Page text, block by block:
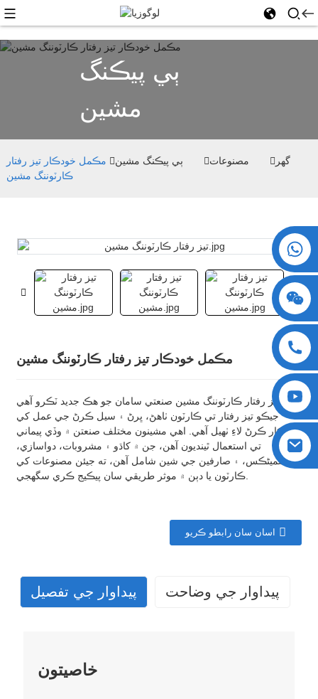
+86 15730993174
ٻي پيڪنگ
مشين
گھر مصنوعات ٻي پيڪنگ مشين
مڪمل خودڪار تيز رفتار
ڪارٽوننگ مشين
مڪمل خودڪار تيز رفتار ڪارٽوننگ مشين
تيز رفتار ڪارٽوننگ مشين صنعتي سامان جو هڪ جديد ٽڪرو آهي
جيڪو تيز رفتار تي ڪارٽون ٺاهڻ، ڀرڻ ۽ سيل ڪرڻ جي عمل کي
خودڪار ڪرڻ لاءِ ٺهيل آهي. اهي مشينون مختلف صنعتن ۾ وڏي پيماني
تي استعمال ٿينديون آهن، جن ۾ کاڌو ۽ مشروبات، دواسازي،
کاسمیٹڪس، ۽ صارفين جي شين شامل آهن، ته جيئن مصنوعات کي
ڪارٽون يا دٻن ۾ موثر طريقي سان پيڪيج ڪري سگهجي.
اسان سان رابطو ڪريو
پيداوار جي تفصيل پيداوار جي وضاحت
خاصيتون